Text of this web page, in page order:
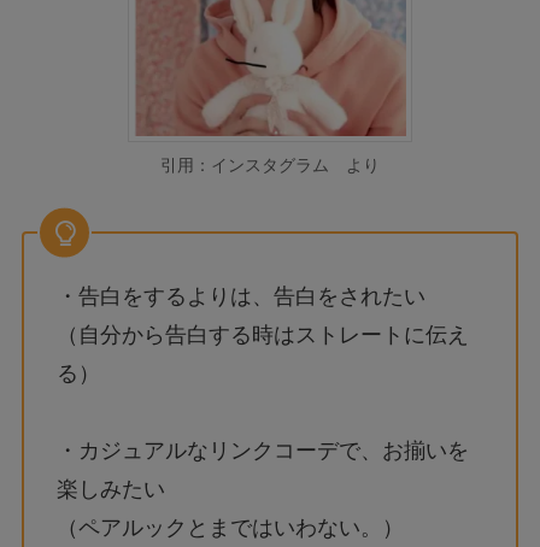
引用：インスタグラム より
・告白をするよりは、告白をされたい
（自分から告白する時はストレートに伝え
る）
・カジュアルなリンクコーデで、お揃いを
楽しみたい
（ペアルックとまではいわない。）